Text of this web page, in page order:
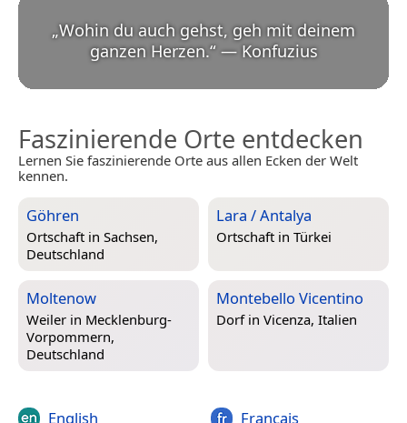
„Wohin du auch gehst, geh mit deinem
ganzen Herzen.“ — Konfuzius
Faszinierende Orte entdecken
Lernen Sie faszinierende Orte aus allen Ecken der Welt
kennen.
Göhren
Ortschaft in Sachsen,
Deutschland
Lara / Antalya
Ortschaft in Türkei
Moltenow
Weiler in Mecklenburg-
Vorpommern,
Deutschland
Montebello Vicentino
Dorf in Vicenza, Italien
English Français